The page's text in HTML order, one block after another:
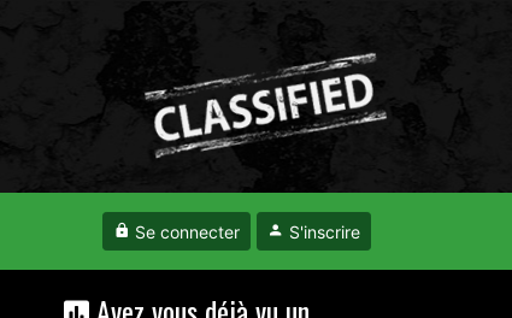
Se connecter S'inscrire